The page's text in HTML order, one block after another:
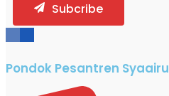
Subcribe
Pondok Pesantren